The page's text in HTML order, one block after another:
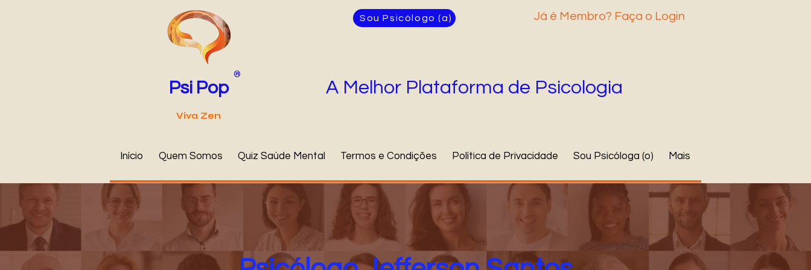
Psi Pop
®
Viva Zen
Sou Psicólogo (a) Já é Membro? Faça o Login
A Melhor Plataforma de Psicologia
Início Quem Somos Quiz Saúde Mental Termos e Condições Política de Privacidade Sou Psicóloga (o) Mais